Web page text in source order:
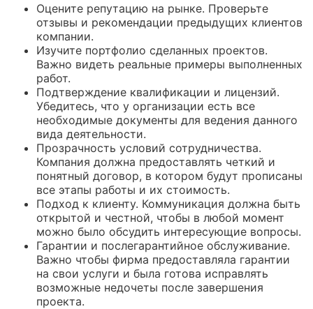
Оцените репутацию на рынке. Проверьте
отзывы и рекомендации предыдущих клиентов
компании.
Изучите портфолио сделанных проектов.
Важно видеть реальные примеры выполненных
работ.
Подтверждение квалификации и лицензий.
Убедитесь, что у организации есть все
необходимые документы для ведения данного
вида деятельности.
Прозрачность условий сотрудничества.
Компания должна предоставлять четкий и
понятный договор, в котором будут прописаны
все этапы работы и их стоимость.
Подход к клиенту. Коммуникация должна быть
открытой и честной, чтобы в любой момент
можно было обсудить интересующие вопросы.
Гарантии и послегарантийное обслуживание.
Важно чтобы фирма предоставляла гарантии
на свои услуги и была готова исправлять
возможные недочеты после завершения
проекта.